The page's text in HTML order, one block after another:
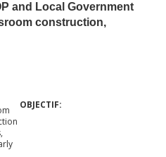
and Local Government
construction,